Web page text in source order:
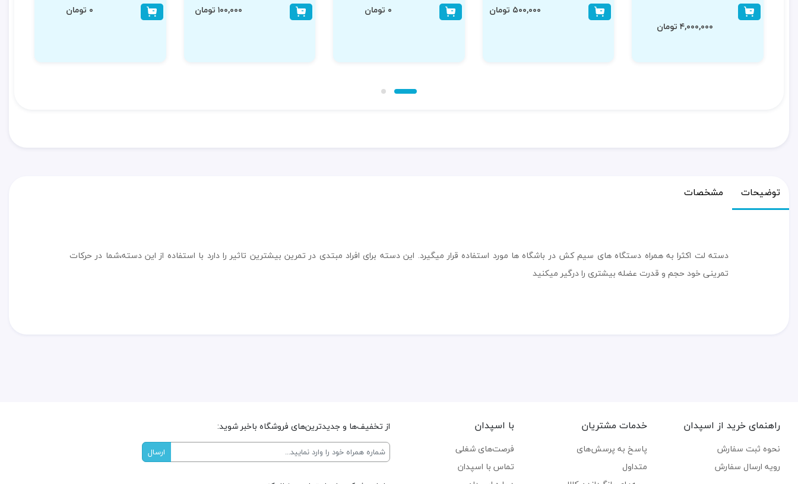
۴,۰۰۰,۰۰۰ تومان
۵۰۰,۰۰۰ تومان ۰ تومان ۱۰۰,۰۰۰ تومان ۰ تومان
توضیحات مشخصات
دسته لت اکثرا به همراه دستگاه های سیم کش در باشگاه ها مورد استفاده قرار میگیرد. این دسته برای افراد مبتدی در تمرین بیشترین تاثیر را دارد با استفاده از این دسته،شما در حرکات
تمرینی خود حجم و قدرت عضله بیشتری را درگیر میکنید
راهنمای خرید از اسپدان
نحوه ثبت سفارش
رویه ارسال سفارش
خدمات مشتریان
پاسخ به پرسش‌های
متداول
با اسپدان
فرصت‌های شغلی
تماس با اسپدان
از تخفیف‌ها و جدیدترین‌های فروشگاه باخبر شوید: